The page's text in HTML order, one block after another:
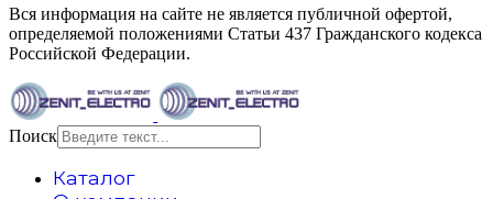
Вся информация на сайте не является публичной офертой,
определяемой положениями Статьи 437 Гражданского кодекса
Российской Федерации.
Поиск
Каталог